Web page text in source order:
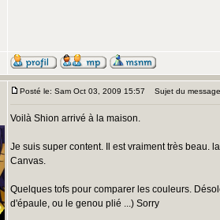
Posté le: Sam Oct 03, 2009 15:57 Sujet du
Voilà Shion arrivé à la maison.
Je suis super content. Il est vraiment très beau.
Canvas.
Quelques tofs pour comparer les couleurs.
d'épaule, ou le genou plié ...) Sorry